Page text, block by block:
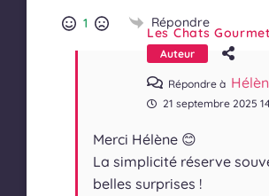
1 Répondre
Les Chats
Auteur
Répondre à
21 septembre 2025
Merci Hélène 😊
La simplicité réserve
belles surprises !